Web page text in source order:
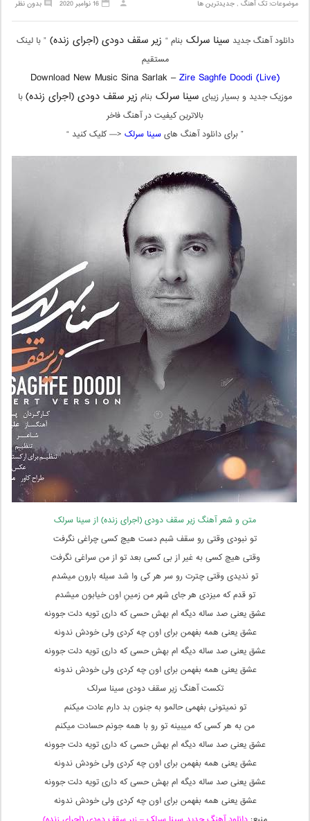
موضوعات:تک آهنگ ,جدیدترین ها بدون نظر 16 نوامبر 2020
دانلود آهنگ جدید سینا سرلکبنام “ زیر سقف دودی (اجرای زنده)” با لینک
مستقیم
Download New Music Sina Sarlak –Zire Saghfe Doodi (Live)
موزیک جدید و بسیار زیبای سینا سرلک بنام زیر سقف دودی (اجرای زنده)با
بالاترین کیفیت در آهنگ فاخر
” برای دانلود آهنگ هایسینا سرلک <— کلیک کنید “
متن و شعر آهنگ زیر سقف دودی (اجرای زنده) از سینا سرلک
تو نبودی وقتی رو سقف شبم دست هیچ کسی چراغی نگرفت
وقتی هیچ کسی به غیر از بی کسی بعد تو از من سراغی نگرفت
تو ندیدی وقتی چترت رو سر هر کی وا شد سیله بارون میشدم
تو قدم که میزدی هر جای شهر من زمینِ اون خیابون میشدم
عشق یعنی صد ساله دیگه ام بهش حسی که داری تویه دلت جوونه
عشق یعنی همه بفهمن برای اون چه کردی ولی خودش ندونه
عشق یعنی صد ساله دیگه ام بهش حسی که داری تویه دلت جوونه
عشق یعنی همه بفهمن برای اون چه کردی ولی خودش ندونه
تکست آهنگ زیر سقف دودی سینا سرلک
تو نمیتونی بفهمی حالمو به جنون بد دارم عادت میکنم
من به هر کسی که میبینه تو رو با همه جونم حسادت میکنم
عشق یعنی صد ساله دیگه ام بهش حسی که داری تویه دلت جوونه
عشق یعنی همه بفهمن برای اون چه کردی ولی خودش ندونه
عشق یعنی صد ساله دیگه ام بهش حسی که داری تویه دلت جوونه
عشق یعنی همه بفهمن برای اون چه کردی ولی خودش ندونه